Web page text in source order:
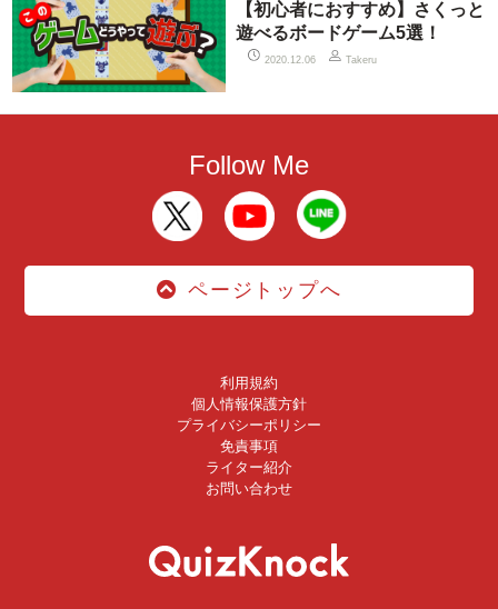
【初心者におすすめ】さくっと
遊べるボードゲーム5選！
2020.12.06 Takeru
Follow Me
ページトップへ
利用規約
個人情報保護方針
プライバシーポリシー
免責事項
ライター紹介
お問い合わせ